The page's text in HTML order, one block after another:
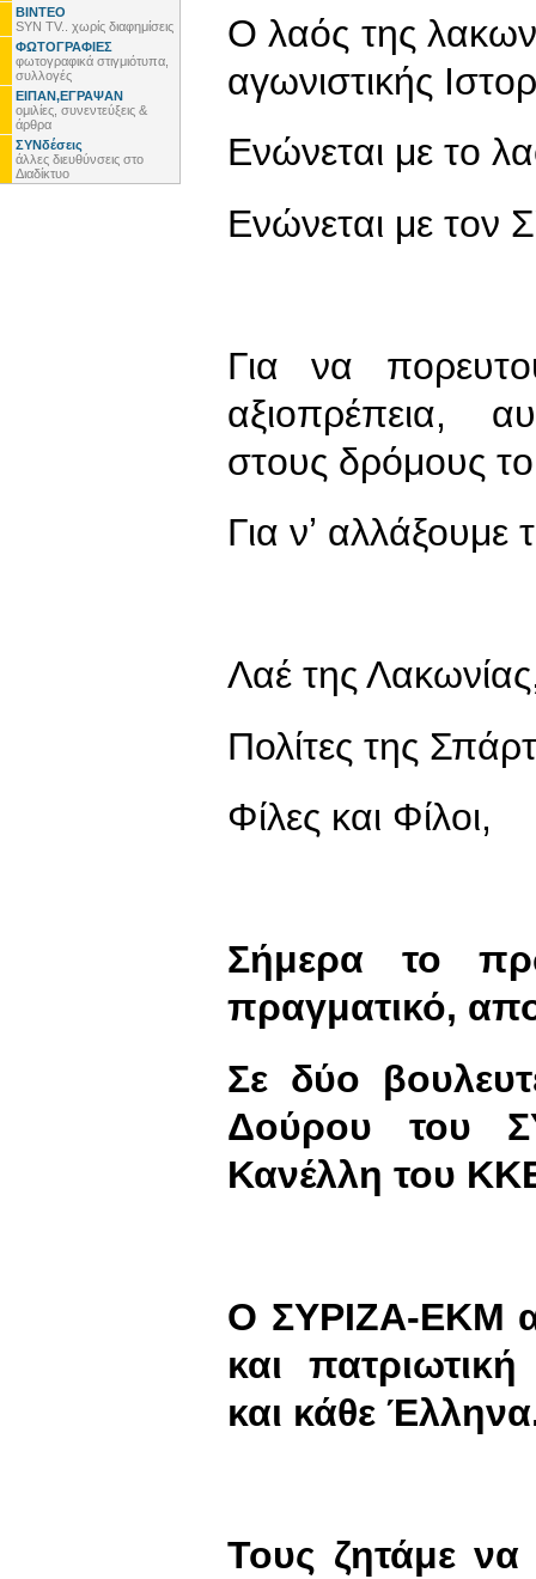
ΒΙΝΤΕΟ
SYN TV.. χωρίς διαφημίσεις
ΦΩΤΟΓΡΑΦΙΕΣ
φωτογραφικά στιγμιότυπα,
συλλογές
ΕΙΠΑΝ,ΕΓΡΑΨΑΝ
ομιλίες, συνεντεύξεις &
άρθρα
ΣΥΝδέσεις
άλλες διευθύνσεις στο
Διαδίκτυο
O λαός της
αγωνιστικής
Ενώνεται με το
Ενώνεται με
Για να
αξιοπρέπεια,
στους δρόμους
Για νʼ
Λαέ της
Πολίτες της
Φίλες και Φίλοι,
Σήμερα το
πραγματικό,
Σε δύο
Δούρου του
Κανέλλη του
Ο ΣΥΡΙΖΑ-ΕΚΜ
και
και κάθε
Τους ζητάμε